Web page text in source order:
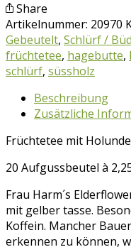
Share
Artikelnummer: 20970
Gebeutelt, Schlürf /
früchtetee, hagebutte,
schlürf, süssholz
Beschreibung
Zusätzliche
Früchtetee mit
20 Aufgussbeutel à
Frau Harm´s
mit gelber tasse.
Koffein. Mancher
erkennen zu können,